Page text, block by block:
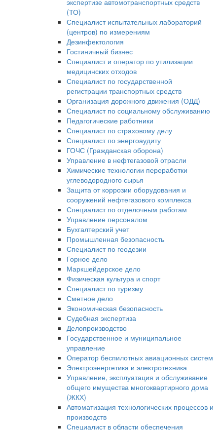
(ТО)
Специалист испытательных лабораторий
(центров) по измерениям
Дезинфектология
Гостиничный бизнес
Специалист и оператор по утилизации
медицинских отходов
Специалист по государственной
регистрации транспортных средств
Организация дорожного движения (ОДД)
Специалист по социальному обслуживанию
Педагогические работники
Специалист по страховому делу
Специалист по энергоаудиту
ГОЧС (Гражданская оборона)
Управление в нефтегазовой отрасли
Химические технологии переработки
углеводородного сырья
Защита от коррозии оборудования и
сооружений нефтегазового комплекса
Специалист по отделочным работам
Управление персоналом
Бухгалтерский учет
Промышленная безопасность
Специалист по геодезии
Горное дело
Маркшейдерское дело
Физическая культура и спорт
Специалист по туризму
Сметное дело
Экономическая безопасность
Судебная экспертиза
Делопроизводство
Государственное и муниципальное
управление
Оператор беспилотных авиационных систем
Электроэнергетика и электротехника
Управление, эксплуатация и обслуживание
общего имущества многоквартирного дома
(ЖКХ)
Автоматизация технологических процессов и
производств
Специалист в области обеспечения